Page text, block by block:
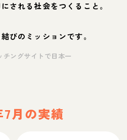
される社会をつくること。
びのミッションです。
ングサイトで日本一
7月の実績